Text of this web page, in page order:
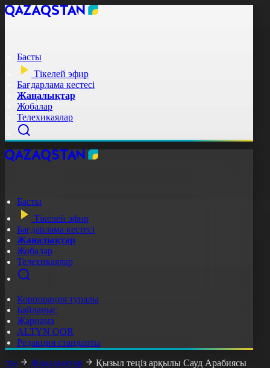
Басты
Тікелей эфир
Бағдарлама кестесі
Жаңалықтар
Жобалар
Телехикаялар
Басты
Тікелей эфир
Бағдарлама кестесі
Жаңалықтар
Жобалар
Телехикаялар
Корпорация туралы
Байланыс
Жарнама
ALTYN QOR
Редакция стандарты
Жаңалықтар
Қызыл теңіз арқылы Сауд Арабиясы